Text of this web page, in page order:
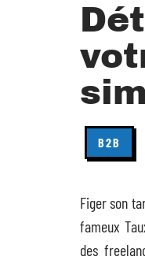
B2B
Figer son
fameux
des